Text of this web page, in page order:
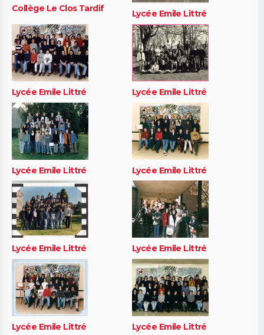
Collège Le Clos Tardif Lycée Emile Littré
Lycée Emile Littré Lycée Emile Littré
Lycée Emile Littré Lycée Emile Littré
Lycée Emile Littré Lycée Emile Littré
Lycée Emile Littré Lycée Emile Littré